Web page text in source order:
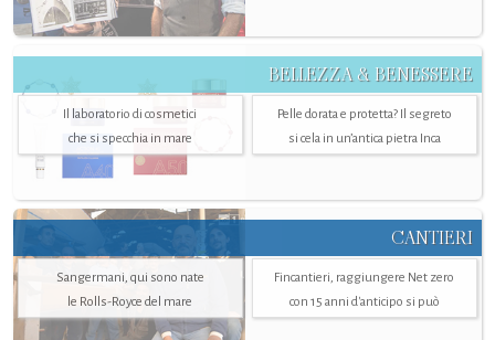
BELLEZZA & BENESSERE
Il laboratorio di cosmetici
che si specchia in mare
Pelle dorata e protetta? Il segreto
si cela in un’antica pietra Inca
CANTIERI
Sangermani, qui sono nate
le Rolls-Royce del mare
Fincantieri, raggiungere Net zero
con 15 anni d'anticipo si può